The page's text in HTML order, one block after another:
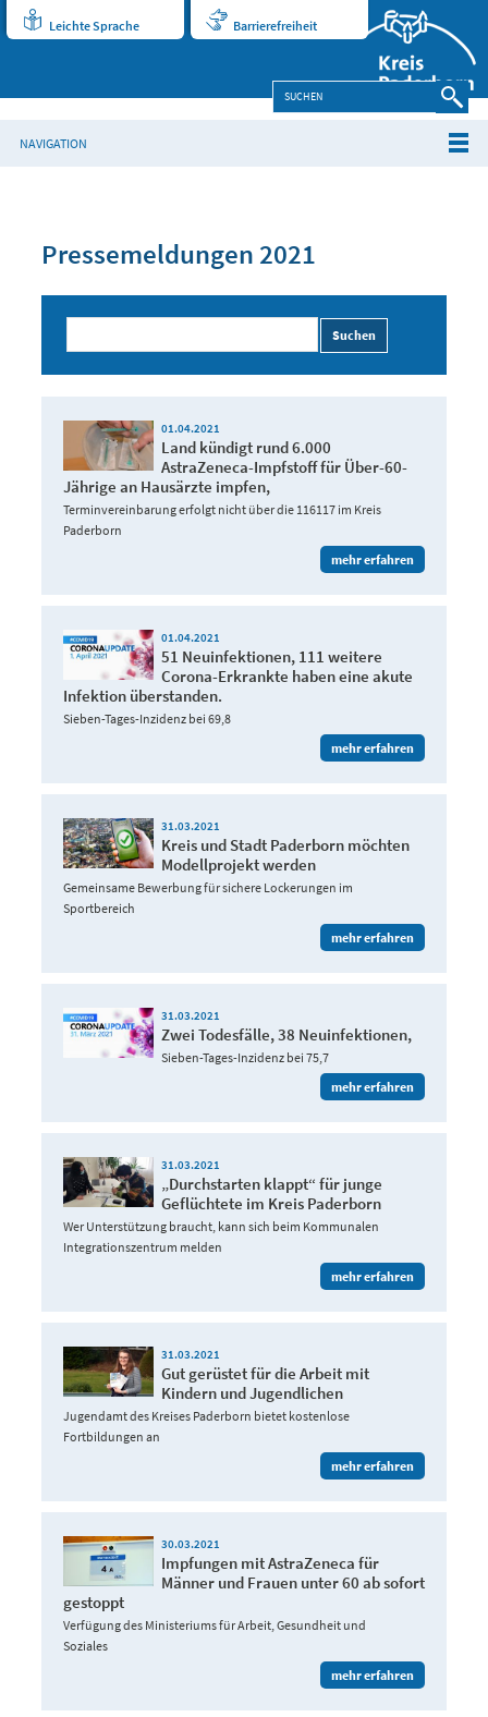
Leichte Sprache Barrierefreiheit
NAVIGATION
Pressemeldungen 2021
Suchen
01.04.2021
Land kündigt rund 6.000
AstraZeneca-Impfstoff für Über-60-
Jährige an Hausärzte impfen,
Terminvereinbarung erfolgt nicht über die 116117 im Kreis
Paderborn
mehr erfahren
01.04.2021
51 Neuinfektionen, 111 weitere
Corona-Erkrankte haben eine akute
Infektion überstanden.
Sieben-Tages-Inzidenz bei 69,8
mehr erfahren
31.03.2021
Kreis und Stadt Paderborn möchten
Modellprojekt werden
Gemeinsame Bewerbung für sichere Lockerungen im
Sportbereich
mehr erfahren
31.03.2021
Zwei Todesfälle, 38 Neuinfektionen,
Sieben-Tages-Inzidenz bei 75,7
mehr erfahren
31.03.2021
„Durchstarten klappt“ für junge
Geflüchtete im Kreis Paderborn
Wer Unterstützung braucht, kann sich beim Kommunalen
Integrationszentrum melden
mehr erfahren
31.03.2021
Gut gerüstet für die Arbeit mit
Kindern und Jugendlichen
Jugendamt des Kreises Paderborn bietet kostenlose
Fortbildungen an
mehr erfahren
30.03.2021
Impfungen mit AstraZeneca für
Männer und Frauen unter 60 ab sofort
gestoppt
Verfügung des Ministeriums für Arbeit, Gesundheit und
Soziales
mehr erfahren